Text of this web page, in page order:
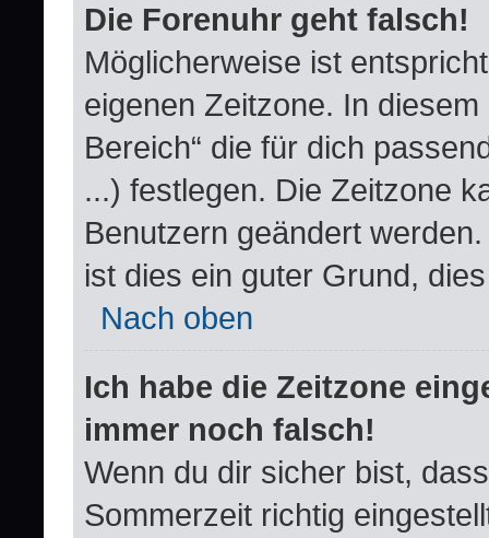
Die Forenuhr geht falsch!
Möglicherweise ist
eigenen Zeitzone. In
Bereich“ die für dich
...) festlegen. Die Zeitzone
Benutzern geändert
ist dies ein guter Grund,
Nach oben
Ich habe die Zeitzone
immer noch falsch!
Wenn du dir sicher bist,
Sommerzeit richtig